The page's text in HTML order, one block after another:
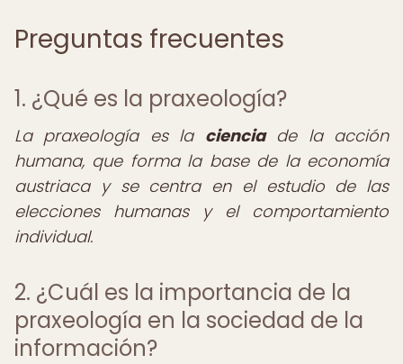
Preguntas frecuentes
1. ¿Qué es la praxeología?
La praxeología es la cienciade la acción
humana, que forma la base de la economía
austriaca y se centra en el estudio de las
elecciones humanas y el comportamiento
individual.
2. ¿Cuál es la importancia de la
praxeología en la sociedad de la
información?